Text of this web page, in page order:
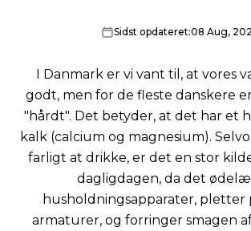
Sidst opdateret:08 Aug,
I Danmark er vi vant til, at vores
godt, men for de fleste danskere
"hårdt". Det betyder, at det har et
kalk (calcium og magnesium).
farligt at drikke, er det en stor
dagligdagen, da det
husholdningsapparater, pletter
armaturer, og forringer smagen